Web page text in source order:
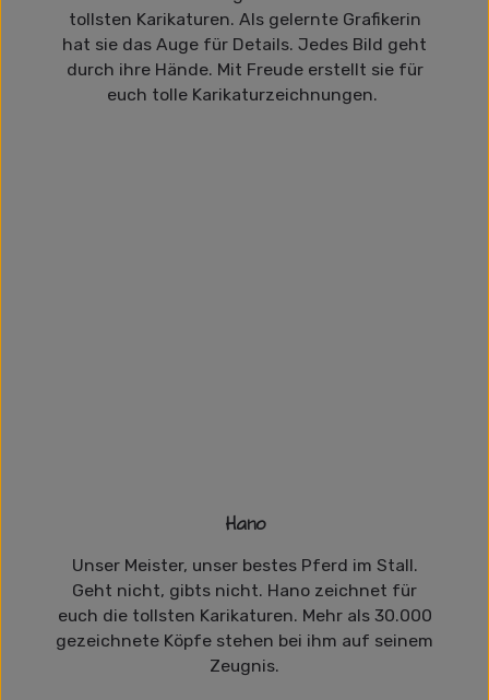
tollsten Karikaturen. Als gelernte Grafikerin
hat sie das Auge für Details. Jedes Bild geht
durch ihre Hände. Mit Freude erstellt sie für
euch tolle Karikaturzeichnungen.
Hano
Unser Meister, unser bestes Pferd im Stall.
Geht nicht, gibts nicht. Hano zeichnet für
euch die tollsten Karikaturen. Mehr als 30.000
gezeichnete Köpfe stehen bei ihm auf seinem
Zeugnis.